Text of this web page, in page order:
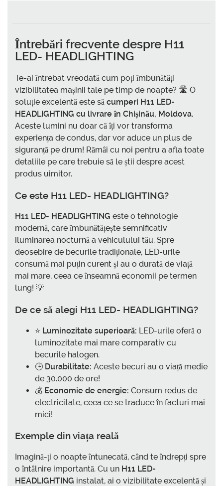
Întrebări frecvente despre H11
LED- HEADLIGHTING
Te-ai întrebat vreodată cum poți îmbunătăți
vizibilitatea mașinii tale pe timp de noapte? 🛣️ O
soluție excelentă este să cumperi H11 LED-
HEADLIGHTING cu livrare în Chișinău, Moldova.
Aceste lumini nu doar că îți vor transforma
experiența de condus, dar vor aduce un plus de
siguranță pe drum! Rămâi cu noi pentru a afla toate
detaliile pe care trebuie să le știi despre acest
produs uimitor.
Ce este H11 LED- HEADLIGHTING?
H11 LED- HEADLIGHTING este o tehnologie
modernă, care îmbunătățește semnificativ
iluminarea nocturnă a vehiculului tău. Spre
deosebire de becurile tradiționale, LED-urile
consumă mai puțin curent și au o durată de viață
mai mare, ceea ce înseamnă economii pe termen
lung! 💡
De ce să alegi H11 LED- HEADLIGHTING?
⭐ Luminozitate superioară: LED-urile oferă o
luminozitate mai mare comparativ cu
becurile halogen.
🕒 Durabilitate: Aceste becuri au o viață medie
de 30.000 de ore!
💰 Economie de energie: Consum redus de
electricitate, ceea ce se traduce în facturi mai
mici!
Exemple din viața reală
Imagină-ți o noapte întunecată, când te îndrepți spre
o întâlnire importantă. Cu un H11 LED-
HEADLIGHTING instalat, ai o vizibilitate excelentă și